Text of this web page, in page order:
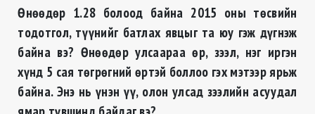
Өнөөдөр 1.28 болоод байна 2015 оны төсвийн
тодотгол, түүнийг батлах явцыг та юу гэж дүгнэж
байна вэ? Өнөөдөр улсаараа өр, зээл, нэг иргэн
хүнд 5 сая төгрөгний өртэй боллоо гэх мэтээр ярьж
байна. Энэ нь үнэн үү, олон улсад зээлийн асуудал